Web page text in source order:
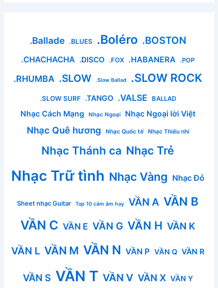
.Ballade .BLUES .Boléro .BOSTON
.CHACHACHA .DISCO .FOX .HABANERA .POP
.RHUMBA .SLOW .Slow Ballad .SLOW ROCK
.SLOW SURF .TANGO .VALSE BALLAD
Nhạc Cách Mạng Nhạc Ngoại Nhạc Ngoại lời Việt
Nhạc Quê hương Nhạc Quốc tế Nhạc Thiếu nhi
Nhạc Thánh ca Nhạc Trẻ
Nhạc Trữ tình Nhạc Vàng Nhạc Đỏ
Sheet nhạc Guitar Top 10 cảm âm hay VẦN A VẦN B
VẦN C VẦN E VẦN G VẦN H VẦN K
VẦN L VẦN M VẦN N VẦN P VẦN Q VẦN R
VẦN S VẦN T VẦN V VẦN X VẦN Y